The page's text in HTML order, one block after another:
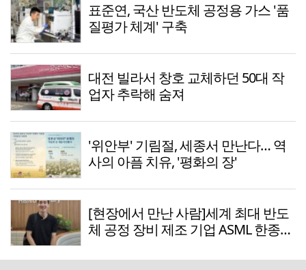
표준연, 국산 반도체 공정용 가스 '품
질평가 체계' 구축
대전 빌라서 창호 교체하던 50대 작
업자 추락해 숨져
'위안부' 기림절, 세종서 만난다… 역
사의 아픔 치유, '평화의 장'
[현장에서 만난 사람]세계 최대 반도
체 공정 장비 제조 기업 ASML 한종호